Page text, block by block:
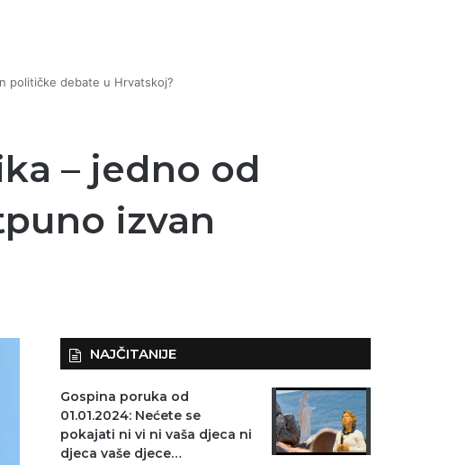
političke debate u Hrvatskoj?
– jedno od
izvan
NAJČITANIJE
Gospina poruka od
01.01.2024: Nećete se
pokajati ni vi ni vaša djeca ni
djeca vaše djece…